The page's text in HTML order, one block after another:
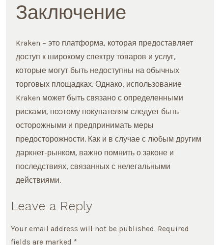
Заключение
Kraken – это платформа, которая предоставляет
доступ к широкому спектру товаров и услуг,
которые могут быть недоступны на обычных
торговых площадках. Однако, использование
Kraken может быть связано с определенными
рисками, поэтому покупателям следует быть
осторожными и предпринимать меры
предосторожности. Как и в случае с любым другим
даркнет-рынком, важно помнить о законе и
последствиях, связанных с нелегальными
действиями.
Leave a Reply
Your email address will not be published. Required
fields are marked *